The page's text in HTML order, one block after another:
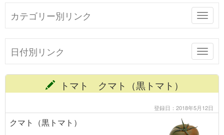
カテゴリー別リンク
日付別リンク
トマト クマト（黒トマト）
登録日：2018年5月12日
クマト（黒トマト）